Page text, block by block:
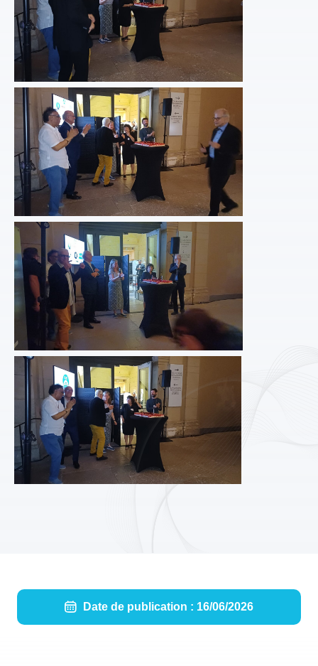
Date de publication : 16/06/2026